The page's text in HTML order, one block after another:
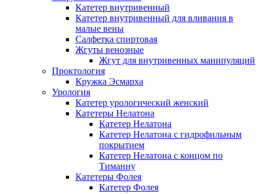
Катетер внутривенный
Катетер внутривенный для вливания в
малые вены
Салфетка спиртовая
Жгуты венозные
Жгут для внутривенных манипуляций
Проктология
Кружка Эсмарха
Урология
Катетер урологический женский
Катетеры Нелатона
Катетер Нелатона
Катетер Нелатона с гидрофильным
покрытием
Катетер Нелатона с концом по
Тиманну
Катетеры Фолея
Катетер Фолея